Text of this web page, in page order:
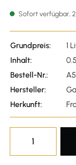
Sofort verfügbar,
Grundpreis:
1
Inhalt:
Bestell-Nr.:
Hersteller:
Herkunft: